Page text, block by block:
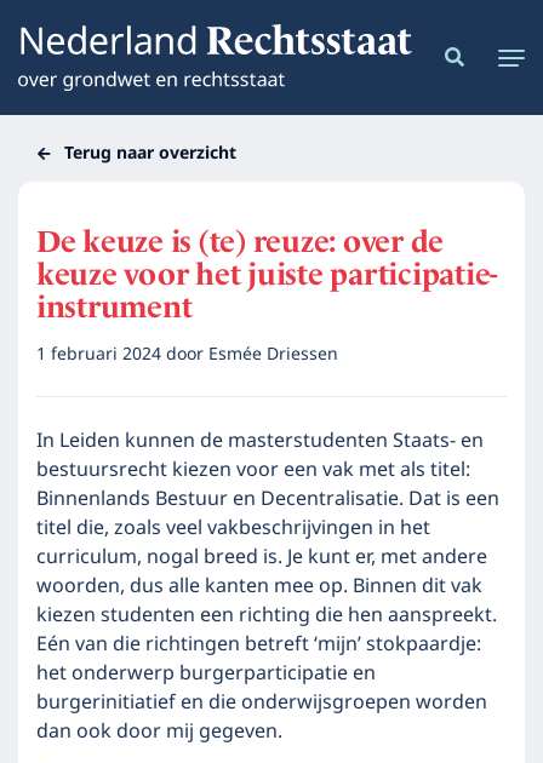
Terug naar overzicht
De keuze is (te) reuze: over de
keuze voor het juiste participatie-
instrument
1 februari 2024door Esmée Driessen
In Leiden kunnen de masterstudenten Staats- en
bestuursrecht kiezen voor een vak met als titel:
Binnenlands Bestuur en Decentralisatie. Dat is een
titel die, zoals veel vakbeschrijvingen in het
curriculum, nogal breed is. Je kunt er, met andere
woorden, dus alle kanten mee op. Binnen dit vak
kiezen studenten een richting die hen aanspreekt.
Eén van die richtingen betreft ‘mijn’ stokpaardje:
het onderwerp burgerparticipatie en
burgerinitiatief en die onderwijsgroepen worden
dan ook door mij gegeven.